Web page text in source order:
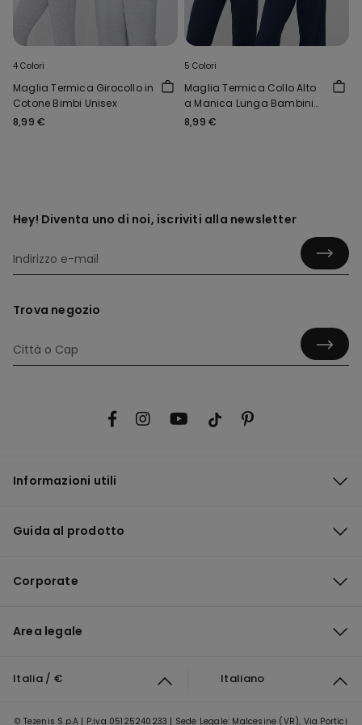
4 Colori
Maglia Termica Girocollo in
Cotone Bimbi Unisex
8,99 €
5 Colori
Maglia Termica Collo Alto
a Manica Lunga Bambini
Unisex
8,99 €
Hey! Diventa uno di noi, iscriviti alla newsletter
Trova negozio
Informazioni utili
Guida al prodotto
Corporate
Area legale
Italia / € Italiano
© Tezenis S.p.A | P.iva 05125240233 | Sede Legale: Malcesine (VR), Via Portici